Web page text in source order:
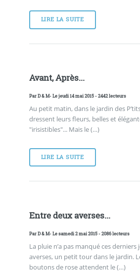
LIRE LA SUITE
Avant, Après...
ParD & M- Le jeudi 14 mai 2015 - 2442 lecteurs
Au petit matin, dans le jardin des
dressent leurs fleurs, belles et
"irisistibles"... Mais le (…)
LIRE LA SUITE
Entre deux averses...
ParD & M- Le samedi 2 mai 2015 - 2086 lecteurs
La pluie n’a pas manqué ces
averses, un petit tour dans le jardin.
boutons de rose attendent le (…)